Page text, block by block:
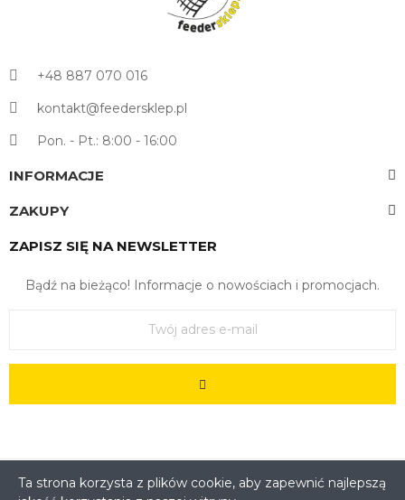
+48 887 070 016
kontakt@feedersklep.pl
Pon. - Pt.: 8:00 - 16:00
INFORMACJE
ZAKUPY
ZAPISZ SIĘ NA NEWSLETTER
Bądź na bieżąco! Informacje o nowościach i promocjach.
Ta strona korzysta z plików cookie, aby zapewnić najlepszą